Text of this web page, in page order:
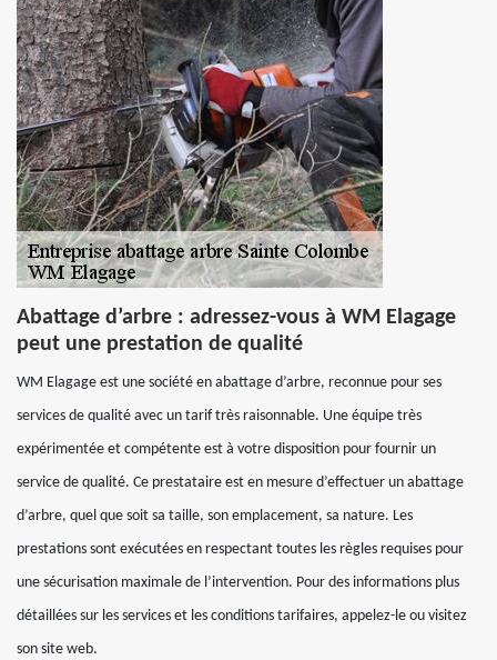
Abattage d’arbre : adressez-vous à WM Elagage
peut une prestation de qualité
WM Elagage est une société en abattage d’arbre, reconnue pour ses
services de qualité avec un tarif très raisonnable. Une équipe très
expérimentée et compétente est à votre disposition pour fournir un
service de qualité. Ce prestataire est en mesure d’effectuer un abattage
d’arbre, quel que soit sa taille, son emplacement, sa nature. Les
prestations sont exécutées en respectant toutes les règles requises pour
une sécurisation maximale de l’intervention. Pour des informations plus
détaillées sur les services et les conditions tarifaires, appelez-le ou visitez
son site web.